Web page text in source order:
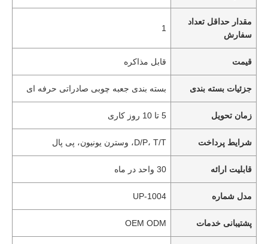
مقدار حداقل تعداد
سفارش
1
قیمت قابل مذاکره
جزئیات بسته بندی بسته بندی جعبه چوبی صادراتی حرفه ای
زمان تحویل 5 تا 10 روز کاری
شرایط پرداخت D/P، T/T، وسترن یونیون، پی پال
قابلیت ارائه 30 واحد در ماه
مدل شماره UP-1004
پشتیبانی خدمات OEM ODM